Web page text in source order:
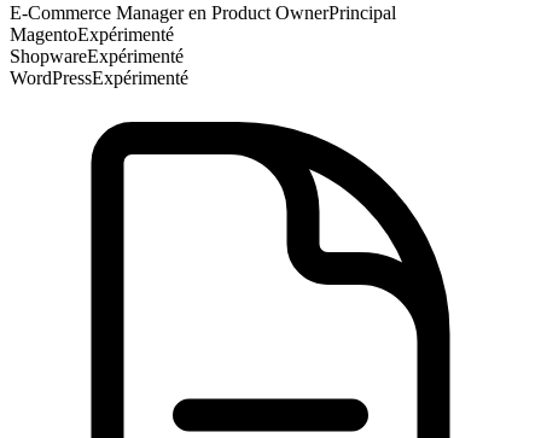
E-Commerce Manager en Product OwnerPrincipal
MagentoExpérimenté
ShopwareExpérimenté
WordPressExpérimenté